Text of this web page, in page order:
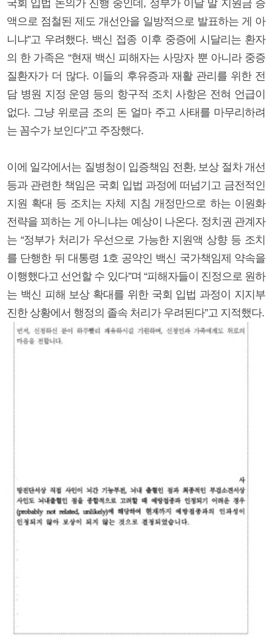
국회 입법 논의가 진행 중인데, 정부가 이달 말 지원금 증
액으로 점철된 제도 개선안을 일방적으로 발표하는 게 아
니냐”고 우려했다. 백신 접종 이후 중증에 시달리는 환자
의 한 가족은 “현재 백신 피해자는 사망자 뿐 아니라 중증
질환자가 더 많다. 이들의 후유증과 재활 관리를 위한 전
담 병원 지정 운영 등의 항구적 조치 사항은 전혀 언급이
없다. 그냥 위로금 조의 돈 얼마 주고 사태를 마무리하려
는 꼼수가 보인다”고 주장했다.
이에 일각에서는 질병청이 입증책임 전환, 보상 절차 개선
등과 관련한 책임은 국회 입법 과정에 떠넘기고 금전적인
지원 확대 등 조치는 자체 지침 개정만으로 하는 이원화
전략을 꾀하는 게 아니냐는 예상이 나온다. 정치권 관계자
는 “정부가 처리가 우선으로 가능한 지원액 상향 등 조치
를 단행한 뒤 대통령 1호 공약인 백신 국가책임제 약속을
이행했다고 선언할 수 있다”며 “피해자들이 진정으로 원하
는 백신 피해 보상 확대를 위한 국회 입법 과정이 지지부
진한 상황에서 행정의 졸속 처리가 우려된다”고 지적했다.